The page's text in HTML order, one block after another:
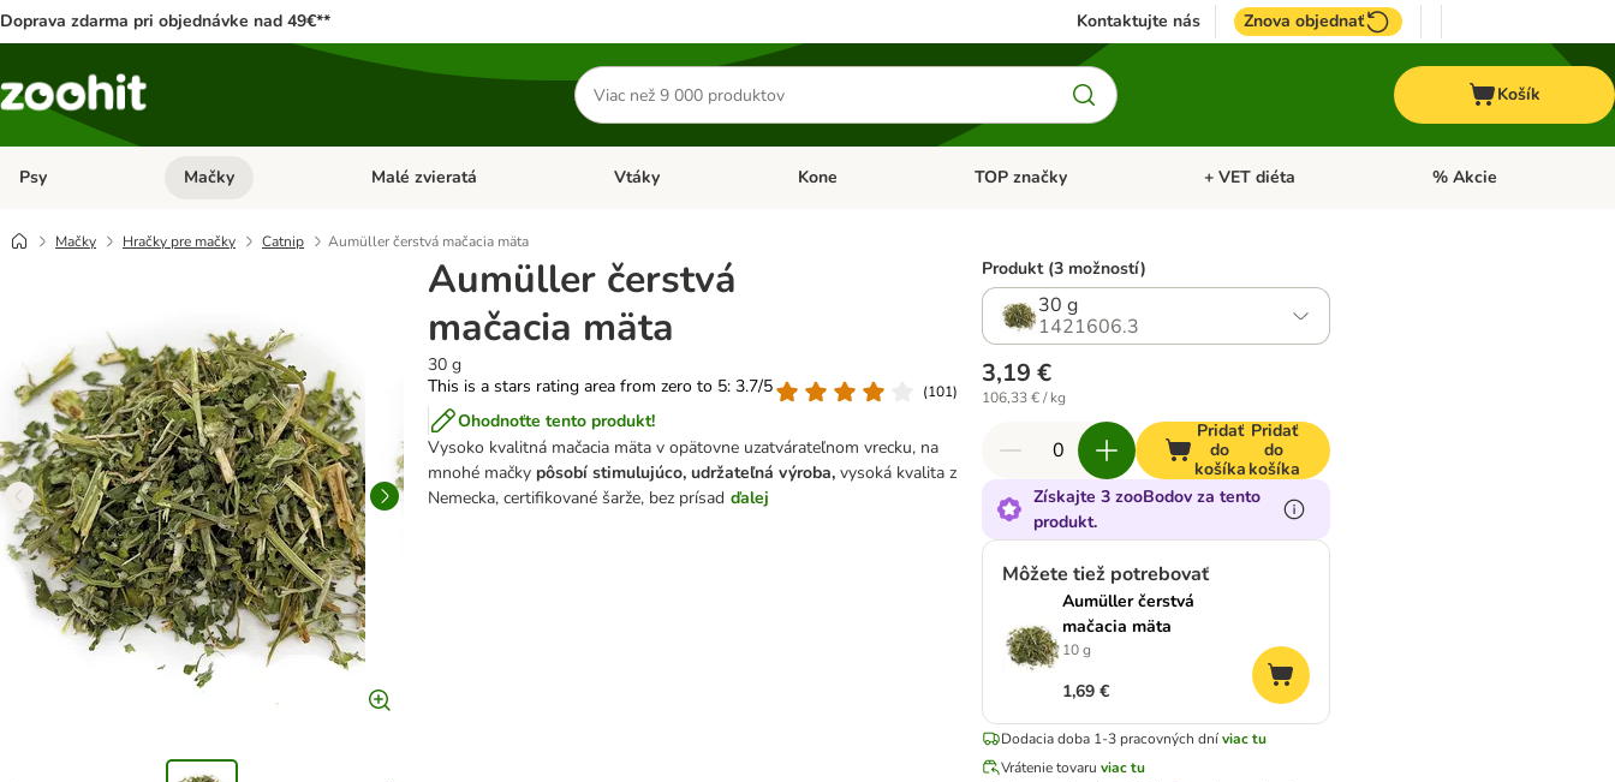
Doprava zdarma pri objednávke nad 49€** Kontaktujte nás Znova objednať
Hľadať
produkty
Košík
Psy Otvoriť menu: Psy
Mačky Otvoriť menu: Mačky
Malé zvieratá Otvoriť menu: Malé zvieratá
Vtáky Otvoriť menu: Vtáky
Kone Otvoriť menu: Kone
TOP značky Otvoriť menu: TOP značky
+ VET diéta Otvoriť menu: + VET diéta
% Akcie
Mačky Hračky pre mačky Catnip Aumüller čerstvá mačacia mäta
Aumüller čerstvá
mačacia mäta
30 g
This is a stars rating area from zero to 5: 3.7/5
(101)
Ohodnoťte tento produkt!
Vysoko kvalitná mačacia mäta v opätovne uzatvárateľnom vrecku, na
mnohé mačky pôsobí stimulujúco, udržateľná výroba, vysoká kvalita z
Nemecka, certifikované šarže, bez prísad ďalej
Produkt (3 možností)
30 g
1421606.3
3,19 €
106,33 € / kg
Pridať
do
košíka
Pridať
do
košíka
Získajte 3 zooBodov za tento
produkt.
Môžete tiež potrebovať
Aumüller čerstvá
mačacia mäta
10 g
1,69 €
Dodacia doba 1-3 pracovných dní viac tu
Vrátenie tovaru viac tu